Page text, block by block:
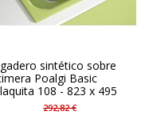
sintético sobre
Poalgi Basic
108 - 823 x 495
292,82 €